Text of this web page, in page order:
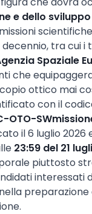
e dello
tra cui i
Spaziale
che
ottico mai
con il
OTO-
il 6 luglio 2026
23:59 del 21
piuttosto
interessati
preparazione